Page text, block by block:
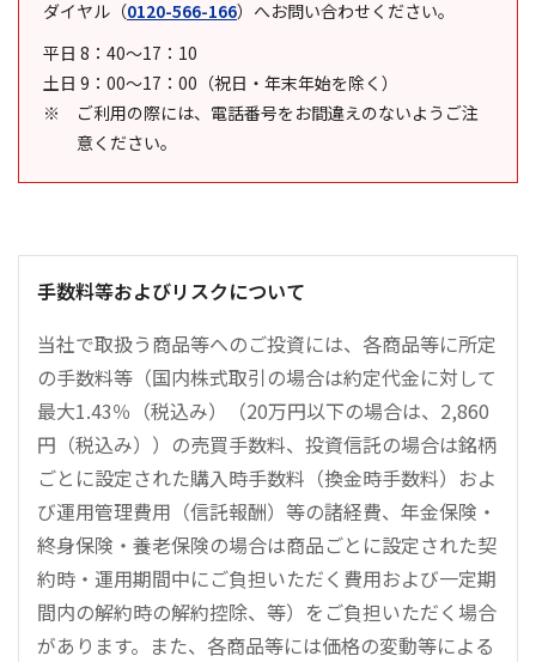
ダイヤル （0120-566-166） へお問い合わせください。
平日 8：40～17：10
土日 9：00～17：00（祝日・年末年始を除く）
ご利用の際には、電話番号をお間違えのないようご注
意ください。
手数料等およびリスクについて
当社で取扱う商品等へのご投資には、各商品等に所定
の手数料等（国内株式取引の場合は約定代金に対して
最大1.43％（税込み）（20万円以下の場合は、2,860
円（税込み））の売買手数料、投資信託の場合は銘柄
ごとに設定された購入時手数料（換金時手数料）およ
び運用管理費用（信託報酬）等の諸経費、年金保険・
終身保険・養老保険の場合は商品ごとに設定された契
約時・運用期間中にご負担いただく費用および一定期
間内の解約時の解約控除、等）をご負担いただく場合
があります。また、各商品等には価格の変動等による